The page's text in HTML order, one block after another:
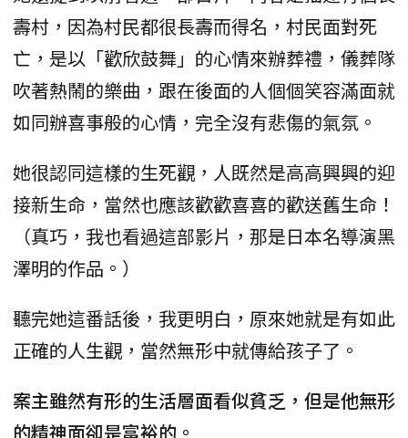
壽村，因為村民都很長壽而得名，村民面對死
亡，是以「歡欣鼓舞」的心情來辦葬禮，儀葬隊
吹著熱鬧的樂曲，跟在後面的人個個笑容滿面就
如同辦喜事般的心情，完全沒有悲傷的氣氛。
她很認同這樣的生死觀，人既然是高高興興的迎
接新生命，當然也應該歡歡喜喜的歡送舊生命！
（真巧，我也看過這部影片，那是日本名導演黑
澤明的作品。）
聽完她這番話後，我更明白，原來她就是有如此
正確的人生觀，當然無形中就傳給孩子了。
案主雖然有形的生活層面看似貧乏，但是他無形
的精神面卻是富裕的。